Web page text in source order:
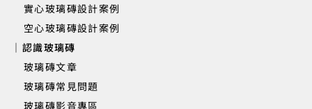
實心玻璃磚設計案例
空心玻璃磚設計案例
｜認識玻璃磚
玻璃磚文章
玻璃磚常見問題
玻璃磚影音專區